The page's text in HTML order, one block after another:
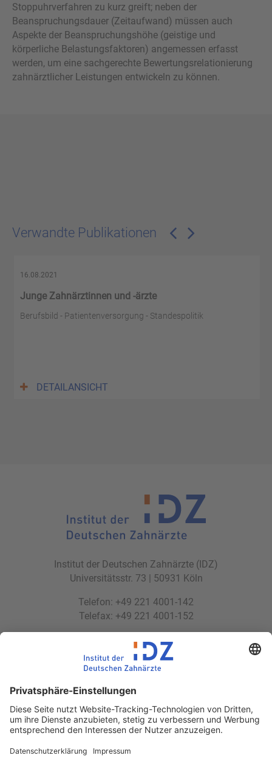
Stoppuhrverfahren zu kurz greift; neben der
Beanspruchungsdauer (Zeitaufwand) müssen auch
Aspekte der Beanspruchungshöhe (geistige und
körperliche Belastungsfaktoren) angemessen erfasst
werden, um eine sachgerechte Bewertungsrelationierung
zahnärztlicher Leistungen entwickeln zu können.
Verwandte Publikationen
16.08.2021
Junge Zahnärztinnen und -ärzte
Berufsbild - Patientenversorgung - Standespolitik
DETAILANSICHT
Institut der Deutschen Zahnärzte (IDZ)
Universitätsstr. 73 | 50931 Köln
Telefon: +49 221 4001-142
Telefax: +49 221 4001-152
idz(at)idz.institute
Web: www.idz.institute
Partnerseiten